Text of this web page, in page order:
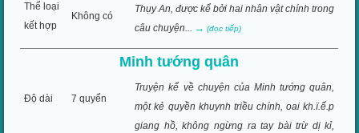
Thụy An, được kể bởi hai nhân vật chính trong
câu chuyện... →(đọc tiếp)
Thể loại
kết hợp
Không có
Minh tướng quân
Độ dài 7 quyển
Truyện kể về chuyện của Minh tướng quân,
một kẻ quyền khuynh triều chính, oai kh.ï.ế.p
giang hồ, không ngừng ra tay bài trừ dị kỉ,